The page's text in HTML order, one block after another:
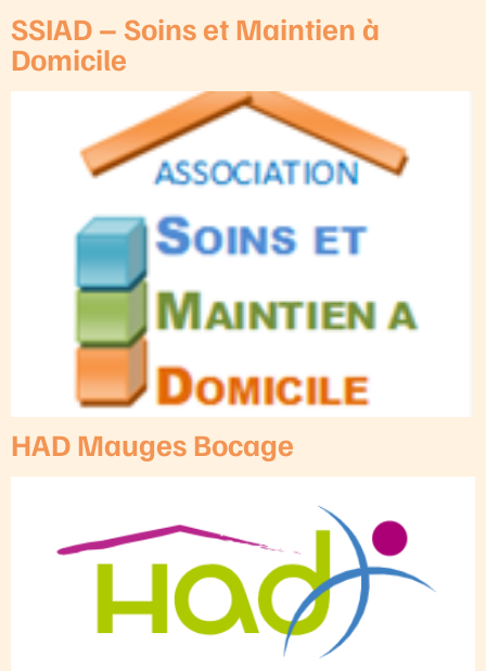
SSIAD – Soins et Maintien à
Domicile
HAD Mauges Bocage